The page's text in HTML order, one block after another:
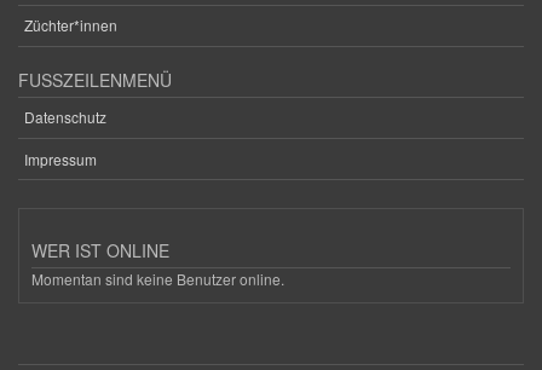
Züchter*innen
FUSSZEILENMENÜ
Datenschutz
Impressum
WER IST ONLINE
Momentan sind keine Benutzer online.